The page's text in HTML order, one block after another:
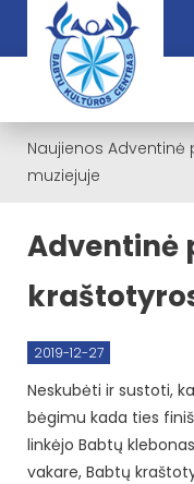
Naujienos Adventinė
muziejuje
Adventinė
2019-12-27
Neskubėti ir sustoti,
bėgimu kada ties
linkėjo Babtų
vakare, Babtų